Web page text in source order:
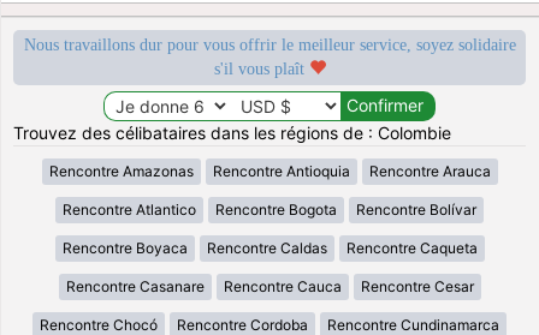
Nous travaillons dur pour vous offrir le meilleur service, soyez solidaire
s'il vous plaît
Trouvez des célibataires dans les régions de : Colombie
Rencontre Amazonas Rencontre Antioquia Rencontre Arauca
Rencontre Atlantico Rencontre Bogota Rencontre Bolívar
Rencontre Boyaca Rencontre Caldas Rencontre Caqueta
Rencontre Casanare Rencontre Cauca Rencontre Cesar
Rencontre Chocó Rencontre Cordoba Rencontre Cundinamarca